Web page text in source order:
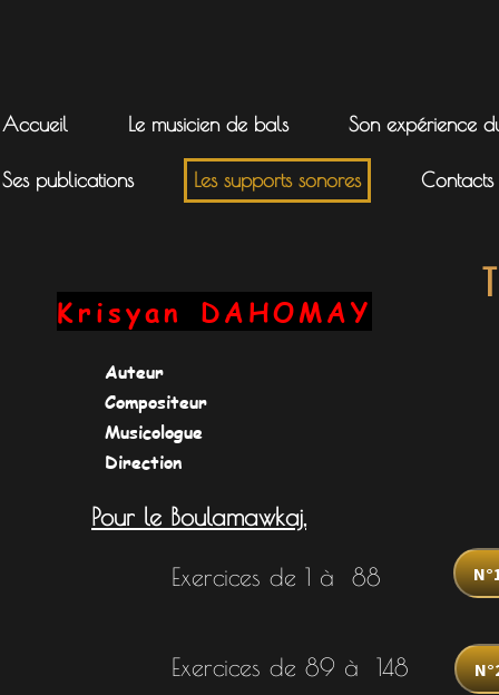
Krisyan DAHOMAY
Auteur
Compositeur
Musicologue
Direction
Accueil Le musicien de bals Son expérience
Ses publications Les supports sonores Contacts
Pour le Boulamawkaj,
Exercices de 1 à 88
Exercices de 89 à 148